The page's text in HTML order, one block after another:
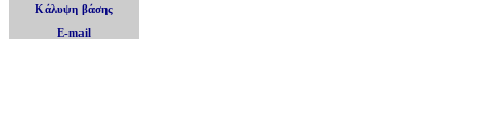
Κάλυψη βάσης
E-mail